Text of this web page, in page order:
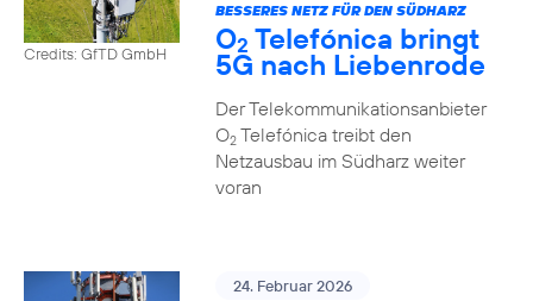
Credits: GfTD GmbH
BESSERES NETZ FÜR DEN SÜDHARZ
O2 Telefónica bringt
5G nach Liebenrode
Der Telekommunikationsanbieter
O2Telefónica treibt den
Netzausbau im Südharz weiter
voran
24. Februar 2026